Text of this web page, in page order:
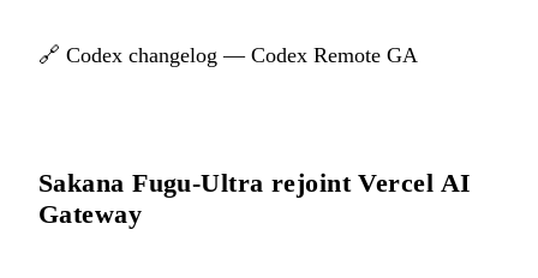
🔗 Codex changelog — Codex Remote GA
Sakana Fugu-Ultra rejoint Vercel AI
Gateway